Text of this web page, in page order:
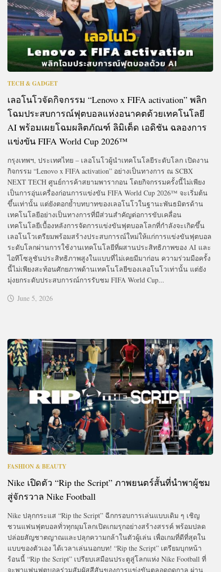
TECH & GADGET
เลอโนโวจัดกิจกรรม “Lenovo x FIFA activation” พลิก
โฉมประสบการณ์ฟุตบอลแห่งอนาคตด้วยเทคโนโลยี
AI พร้อมเผยโฉมผลิตภัณฑ์ ลิมิเต็ด เอดิชัน ฉลองการ
แข่งขัน FIFA World Cup 2026™
กรุงเทพฯ, ประเทศไทย – เลอโนโวผู้นำเทคโนโลยีระดับโลก เปิดงาน
กิจกรรม “Lenovo x FIFA activation” อย่างเป็นทางการ ณ SCBX
NEXT TECH ศูนย์การค้าสยามพารากอน โดยกิจกรรมครั้งนี้ไม่เพียง
เป็นการอุ่นเครื่องก่อนการแข่งขัน FIFA World Cup 2026™ จะเริ่มต้น
ขึ้นเท่านั้น แต่ยังตอกย้ำบทบาทของเลอโนโวในฐานะพันธมิตรด้าน
เทคโนโลยีอย่างเป็นทางการที่มีส่วนสำคัญต่อการขับเคลื่อน
เทคโนโลยีเบื้องหลังการจัดการแข่งขันฟุตบอลโลกที่กำลังจะเกิดขึ้น
เลอโนโวเตรียมพร้อมสร้างประสบการณ์ใหม่ให้แก่การแข่งขันฟุตบอล
ระดับโลกผ่านการใช้งานเทคโนโลยีที่ผสานประสิทธิภาพของ AI และ
ไอทีโซลูชันประสิทธิภาพสูงในแบบที่ไม่เคยมีมาก่อน ความร่วมมือครั้ง
นี้ไม่เพียงสะท้อนศักยภาพด้านเทคโนโลยีของเลอโนโวเท่านั้น แต่ยัง
มุ่งยกระดับประสบการณ์การรับชม FIFA World Cup...
June 5, 2026
FASHION & BEAUTY
Nike เปิดตัว “Rip the Script” ภาพยนตร์สั้นที่นำพาผู้ชม
สู่จักรวาล Nike Football
Nike ปลุกกระแส “Rip the Script” ฉีกกรอบการเล่นแบบเดิม ๆ เชิญ
ชวนแฟนฟุตบอลทั่วทุกมุมโลกเปิดเกมรุกอย่างสร้างสรรค์ พร้อมปลด
ปล่อยสัญชาตญาณและปลุกความกล้าในตัวผู้เล่น เพื่อเกมที่ดีที่สุดใน
แบบของตัวเอง ได้เวลาเล่นนอกบท! “Rip the Script” เตรียมบุกหน้า
ร้อนนี้ “Rip the Script” เปรียบเสมือนประตูสู่โลกแห่ง Nike Football ที่
จะพาแฟนฟุตบอลร่วมสัมผัสสีสันของการแข่งขันตลอดฤดูกาล ผ่าน